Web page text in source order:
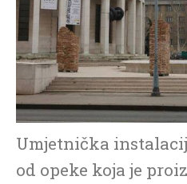
Umjetnička
od opeke koja je